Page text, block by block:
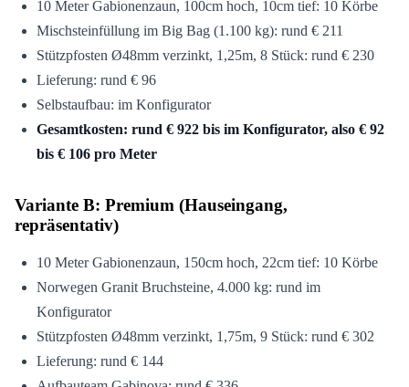
10 Meter Gabionenzaun, 100cm hoch, 10cm tief: 10 Körbe
Mischsteinfüllung im Big Bag (1.100 kg): rund € 211
Stützpfosten Ø48mm verzinkt, 1,25m, 8 Stück: rund € 230
Lieferung: rund € 96
Selbstaufbau: im Konfigurator
Gesamtkosten: rund € 922 bis im Konfigurator, also € 92
bis € 106 pro Meter
Variante B: Premium (Hauseingang,
repräsentativ)
10 Meter Gabionenzaun, 150cm hoch, 22cm tief: 10 Körbe
Norwegen Granit Bruchsteine, 4.000 kg: rund im
Konfigurator
Stützpfosten Ø48mm verzinkt, 1,75m, 9 Stück: rund € 302
Lieferung: rund € 144